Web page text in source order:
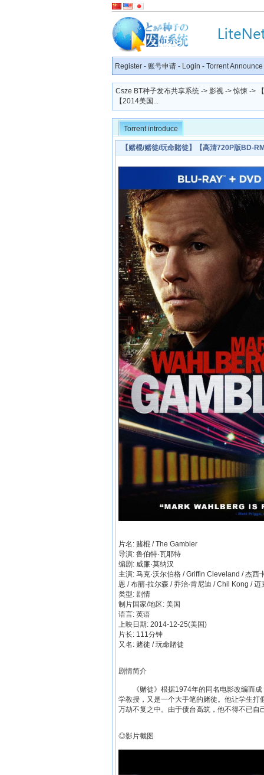
Register - 账号申请 - Login - Torrent Announce
Csze BT种子发布共享系统 -> 影视 ->惊悚 ->
【2014美国...
Torrent introduce
【赌棍/赌徒/玩命賭徒】【高清720P版BD-
片名: 赌棍 / The Gambler
导演: 鲁伯特·瓦耶特
编剧: 威廉·莫纳汉
主演: 马克·沃尔伯格 / Griffin Cleveland / 杰西
恩 / 布丽·拉尔森 / 乔治·肯尼迪 / Chil Kong /
类型: 剧情
制片国家/地区: 美国
语言: 英语
上映日期: 2014-12-25(美国)
片长: 111分钟
又名: 赌徒 / 玩命賭徒
剧情简介
《赌徒》根据1974年的同名电影改编而成
学教授，又是一个大手笔的赌徒。他让学生
万劫不复之中。由于债台高筑，他不得不已
◎影片截图